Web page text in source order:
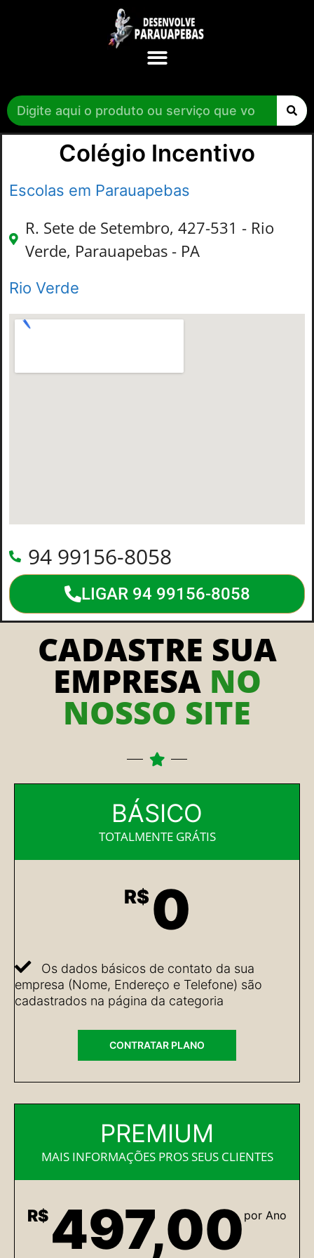
Colégio Incentivo
Escolas em Parauapebas
R. Sete de Setembro, 427-531 - Rio
Verde, Parauapebas - PA
Rio Verde
94 99156-8058
LIGAR 94 99156-8058
CADASTRE SUA
EMPRESA NO
NOSSO SITE
BÁSICO
TOTALMENTE GRÁTIS
R$0
Os dados básicos de contato da sua
empresa (Nome, Endereço e Telefone) são
cadastrados na página da categoria
CONTRATAR PLANO
PREMIUM
MAIS INFORMAÇÕES PROS SEUS CLIENTES
R$ 497,00 por Ano